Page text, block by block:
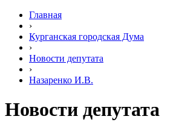
Главная
›
Курганская городская Дума
›
Новости депутата
›
Назаренко И.В.
Новости депутата